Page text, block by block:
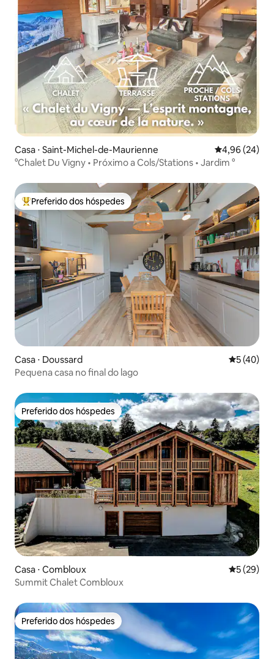
Casa ⋅ Saint-Michel-de-Maurienne 4,96 de uma
4,96 (24)
°Chalet Du Vigny • Próximo a Cols/Stations • Jardim °
Entre os melhores preferidos dos hóspedes
Preferido dos hóspedes
Casa ⋅ Doussard 5 de uma
5 (40)
Pequena casa no final do lago
Preferido dos hóspedes
Preferido dos hóspedes
Casa ⋅ Combloux 5 de uma
5 (29)
Summit Chalet Combloux
Preferido dos hóspedes
Preferido dos hóspedes